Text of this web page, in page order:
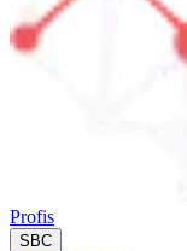
Profis
SBC